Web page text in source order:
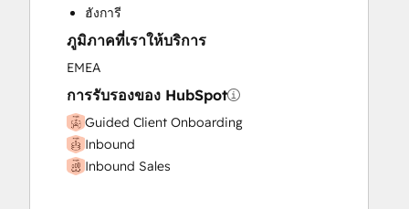
ฮังการี
ภูมิภาคที่เราให้บริการ
EMEA
การรับรองของ HubSpot
Guided Client Onboarding
Inbound
Inbound Sales